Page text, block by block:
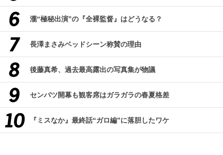
瀧“極秘出演”の『全裸監督』はどうなる？
長澤まさみベッドシーン称賛の理由
後藤真希、過去最高露出の写真集が物議
センバツ開幕も観客席はガラガラの春夏格差
『ミスなか』最終話“ガロ編”に落胆したワケ